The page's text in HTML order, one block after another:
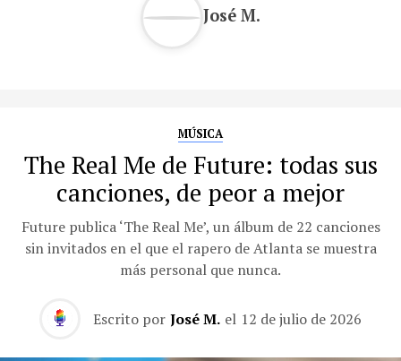
José M.
MÚSICA
The Real Me de Future: todas sus
canciones, de peor a mejor
Future publica ‘The Real Me’, un álbum de 22 canciones
sin invitados en el que el rapero de Atlanta se muestra
más personal que nunca.
Escrito por José M. el 12 de julio de 2026